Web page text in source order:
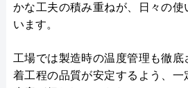
かな工夫の積み重ねが、日々の使
います。
工場では製造時の温度管理も徹
着工程の品質が安定するよう、一